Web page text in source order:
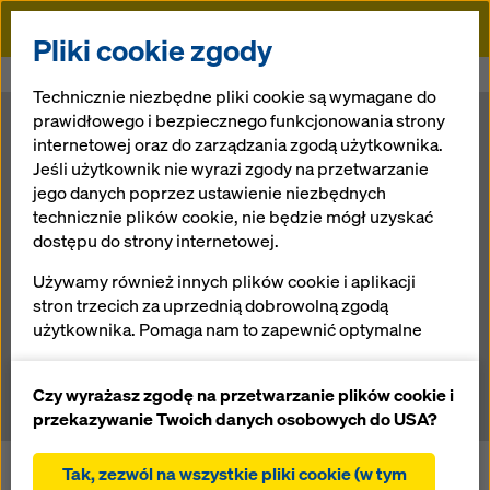
Doka
Dwie Godziny dla Rodziny z Doka
Dwie Godziny
dla Rodziny z
Doka
06.07.2016 | Aktualności
Co roku, dokładnie 15 maja obchodzony jest w Polsce
Pliki cookie zgody
Technicznie niezbędne pliki cookie są wymagane do
prawidłowego i bezpiecznego funkcjonowania strony
internetowej oraz do zarządzania zgodą użytkownika.
Jeśli użytkownik nie wyrazi zgody na przetwarzanie
jego danych poprzez ustawienie niezbędnych
technicznie plików cookie, nie będzie mógł uzyskać
dostępu do strony internetowej.
Używamy również innych plików cookie i aplikacji
stron trzecich za uprzednią dobrowolną zgodą
użytkownika. Pomaga nam to zapewnić optymalne
ciągłe ulepszanie funkcjonalności naszej strony
internetowej (funkcjonalne i statystyczne pliki
ułatwienie sprawnego procesu zakupu podczas
Czy wyrażasz zgodę na przetwarzanie plików cookie i
przekazywanie Twoich danych osobowych do USA?
Tak, zezwól na wszystkie pliki cookie (w tym